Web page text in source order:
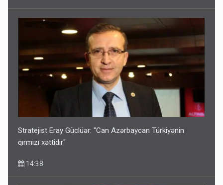
Bakıdakı “yəhudi”nin qurbanları - Sensasion adlar
Stratejist Eray Güclüər: "Can Azərbaycan Türkiyənin
qırmızı xəttidir"
14:38